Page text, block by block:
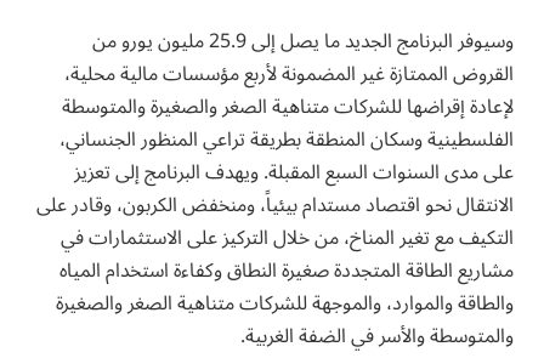
وسيوفر البرنامج الجديد ما يصل إلى 25.9 مليون يورو من
القروض الممتازة غير المضمونة لأربع مؤسسات مالية محلية،
لإعادة إقراضها للشركات متناهية الصغر والصغيرة والمتوسطة
الفلسطينية وسكان المنطقة بطريقة تراعي المنظور الجنساني،
على مدى السنوات السبع المقبلة. ويهدف البرنامج إلى تعزيز
الانتقال نحو اقتصاد مستدام بيئياً، ومنخفض الكربون، وقادر على
التكيف مع تغير المناخ، من خلال التركيز على الاستثمارات في
مشاريع الطاقة المتجددة صغيرة النطاق وكفاءة استخدام المياه
والطاقة والموارد، والموجهة للشركات متناهية الصغر والصغيرة
والمتوسطة والأسر في الضفة الغربية.